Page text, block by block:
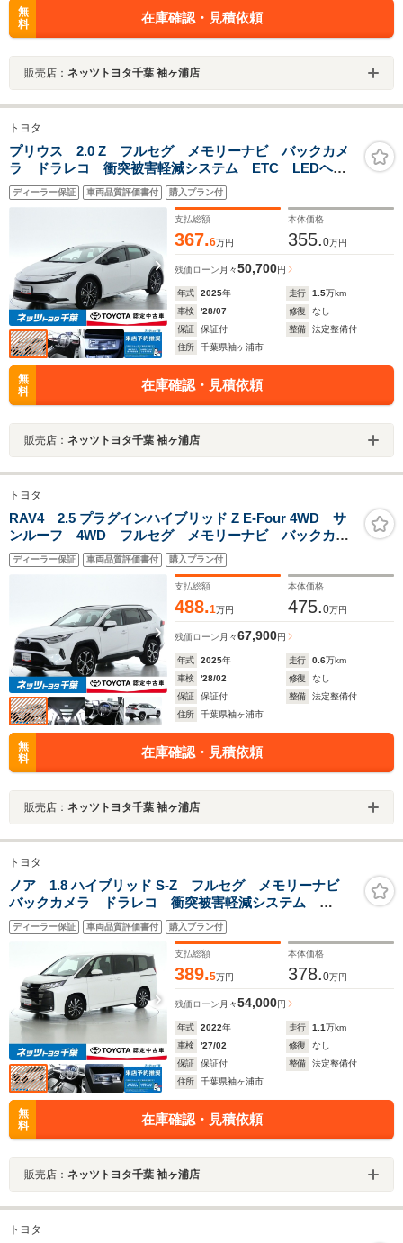
無
料
在庫確認・見積依頼
販売店： ネッツトヨタ千葉 袖ヶ浦店
トヨタ
プリウス 2.0 Z フルセグ メモリーナビ バックカメ
ラ ドラレコ 衝突被害軽減システム ETC LEDヘッ
ドランプ ミュージックプレイヤー接続可 安全装備
オートクルーズコントロール 電動シート ナビ&TV
ディーラー保証 車両品質評価書付 購入プラン付
支払総額
367.6万円
本体価格
355.0万円
残価ローン 月々50,700円
年式 2025年 走行 1.5万km
車検
'28/07 修復
なし
保証
保証付 整備
法定整備付
住所
千葉県袖ヶ浦市
無
料
在庫確認・見積依頼
販売店： ネッツトヨタ千葉 袖ヶ浦店
トヨタ
RAV4 2.5 プラグインハイブリッド Z E-Four 4WD サ
ンルーフ 4WD フルセグ メモリーナビ バックカメ
ラ ドラレコ 衝突被害軽減システム ETC LEDヘッ
ドランプ ミュージックプレイヤー接続可 記録簿 安
全装備 展示・試乗車 電動シート キーレス
ディーラー保証 車両品質評価書付 購入プラン付
支払総額
488.1万円
本体価格
475.0万円
残価ローン 月々67,900円
年式 2025年 走行 0.6万km
車検
'28/02 修復
なし
保証
保証付 整備
法定整備付
住所
千葉県袖ヶ浦市
無
料
在庫確認・見積依頼
販売店： ネッツトヨタ千葉 袖ヶ浦店
トヨタ
ノア 1.8 ハイブリッド S-Z フルセグ メモリーナビ
バックカメラ ドラレコ 衝突被害軽減システム
ETC 両側電動スライド LEDヘッドランプ 3列シー
ト DVD再生 ミュージックプレイヤー接続可 記録
簿 乗車定員7人 安全装備
ディーラー保証 車両品質評価書付 購入プラン付
支払総額
389.5万円
本体価格
378.0万円
残価ローン 月々54,000円
年式 2022年 走行 1.1万km
車検
'27/02 修復
なし
保証
保証付 整備
法定整備付
住所
千葉県袖ヶ浦市
無
料
在庫確認・見積依頼
販売店： ネッツトヨタ千葉 袖ヶ浦店
トヨタ